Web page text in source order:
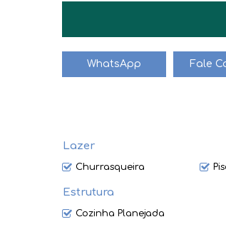
''Demais taxas a serem
Valor e disponibilidade sujeitos a
WhatsApp Fale
Lazer
Churrasqueira
Estrutura
Cozinha Planejada